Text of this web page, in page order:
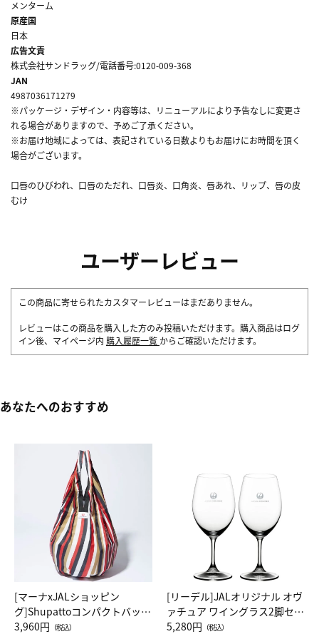
メンターム
原産国
日本
広告文責
株式会社サンドラッグ/電話番号:0120-009-368
JAN
4987036171279
※パッケージ・デザイン・内容等は、リニューアルにより予告なしに変更さ
れる場合がありますので、予めご了承ください。
※お届け地域によっては、表記されている日数よりもお届けにお時間を頂く
場合がございます。
口唇のひびわれ、口唇のただれ、口唇炎、口角炎、唇あれ、リップ、唇の皮
むけ
ユーザーレビュー
この商品に寄せられたカスタマーレビューはまだありません。
レビューはこの商品を購入した方のみ投稿いただけます。購入商品はログ
イン後、マイページ内 購入履歴一覧 からご確認いただけます。
あなたへのおすすめ
[マーナxJALショッピン
グ]Shupattoコンパクトバッグ
Drop JAL客室乗務員（LC）ス
3,960円 （税込）
[リーデル]JALオリジナル オヴ
ァチュア ワイングラス2脚セッ
ト（レッドワイン）
5,280円 （税込）